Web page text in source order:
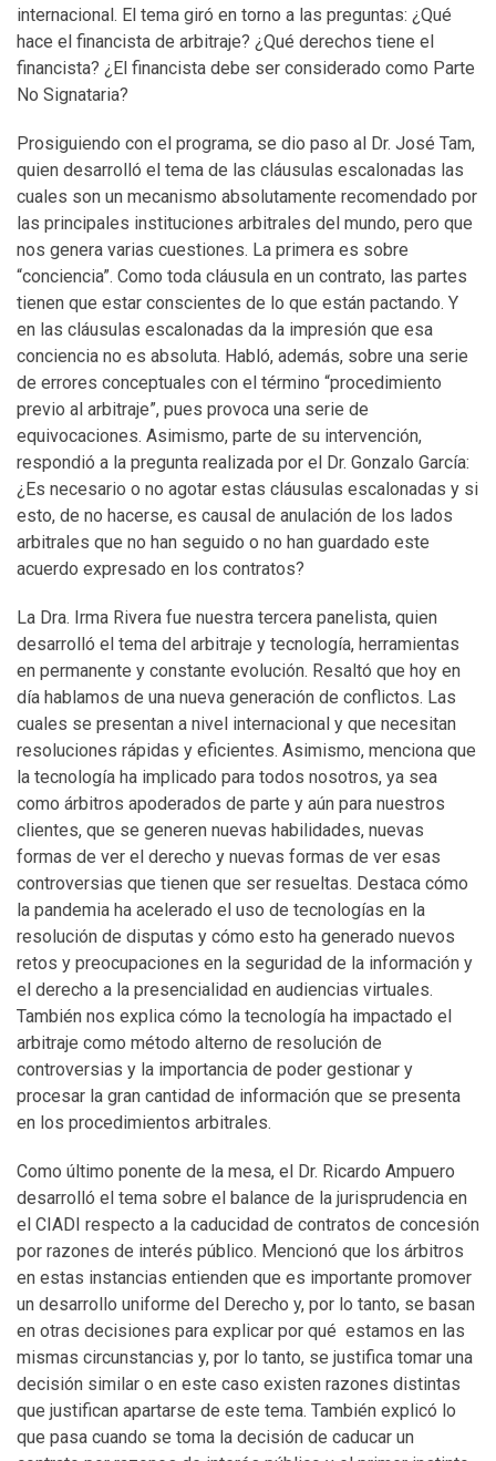
internacional. El tema giró en torno a las preguntas: ¿Qué
hace el financista de arbitraje? ¿Qué derechos tiene el
financista? ¿El financista debe ser considerado como Parte
No Signataria?
Prosiguiendo con el programa, se dio paso al Dr. José Tam,
quien desarrolló el tema de las cláusulas escalonadas las
cuales son un mecanismo absolutamente recomendado por
las principales instituciones arbitrales del mundo, pero que
nos genera varias cuestiones. La primera es sobre
“conciencia”. Como toda cláusula en un contrato, las partes
tienen que estar conscientes de lo que están pactando. Y
en las cláusulas escalonadas da la impresión que esa
conciencia no es absoluta. Habló, además, sobre una serie
de errores conceptuales con el término “procedimiento
previo al arbitraje”, pues provoca una serie de
equivocaciones. Asimismo, parte de su intervención,
respondió a la pregunta realizada por el Dr. Gonzalo García:
¿Es necesario o no agotar estas cláusulas escalonadas y si
esto, de no hacerse, es causal de anulación de los lados
arbitrales que no han seguido o no han guardado este
acuerdo expresado en los contratos?
La Dra. Irma Rivera fue nuestra tercera panelista, quien
desarrolló el tema del arbitraje y tecnología, herramientas
en permanente y constante evolución. Resaltó que hoy en
día hablamos de una nueva generación de conflictos. Las
cuales se presentan a nivel internacional y que necesitan
resoluciones rápidas y eficientes. Asimismo, menciona que
la tecnología ha implicado para todos nosotros, ya sea
como árbitros apoderados de parte y aún para nuestros
clientes, que se generen nuevas habilidades, nuevas
formas de ver el derecho y nuevas formas de ver esas
controversias que tienen que ser resueltas. Destaca cómo
la pandemia ha acelerado el uso de tecnologías en la
resolución de disputas y cómo esto ha generado nuevos
retos y preocupaciones en la seguridad de la información y
el derecho a la presencialidad en audiencias virtuales.
También nos explica cómo la tecnología ha impactado el
arbitraje como método alterno de resolución de
controversias y la importancia de poder gestionar y
procesar la gran cantidad de información que se presenta
en los procedimientos arbitrales.
Como último ponente de la mesa, el Dr. Ricardo Ampuero
desarrolló el tema sobre el balance de la jurisprudencia en
el CIADI respecto a la caducidad de contratos de concesión
por razones de interés público. Mencionó que los árbitros
en estas instancias entienden que es importante promover
un desarrollo uniforme del Derecho y, por lo tanto, se basan
en otras decisiones para explicar por qué estamos en las
mismas circunstancias y, por lo tanto, se justifica tomar una
decisión similar o en este caso existen razones distintas
que justifican apartarse de este tema. También explicó lo
que pasa cuando se toma la decisión de caducar un